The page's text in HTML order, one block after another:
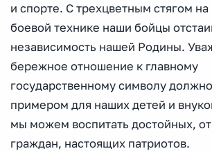
и спорте. С трехцветным стягом
боевой технике наши бойцы
независимость нашей Родины.
бережное отношение к главному
государственному символу должно
примером для наших детей и
мы можем воспитать достойных,
граждан, настоящих патриотов.